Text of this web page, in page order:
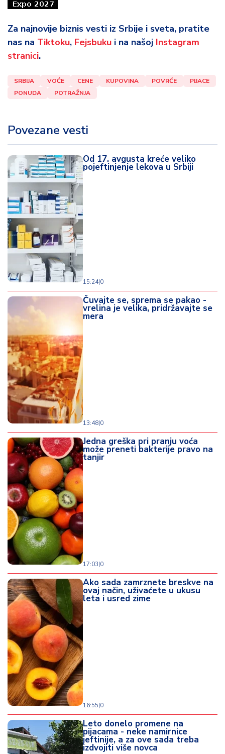
Za najnovije biznis vesti iz Srbije i sveta, pratite
nas na Tiktoku, Fejsbuku i na našoj Instagram
stranici.
SRBIJA VOĆE CENE KUPOVINA POVRĆE
PIJACE
PONUDA
POTRAŽNJA
Povezane vesti
Od 17. avgusta kreće veliko
pojeftinjenje lekova u Srbiji
15:24|0
Čuvajte se, sprema se pakao -
vrelina je velika, pridržavajte se
mera
13:48|0
Jedna greška pri pranju voća
može preneti bakterije pravo na
tanjir
17:03|0
Ako sada zamrznete breskve na
ovaj način, uživaćete u ukusu
leta i usred zime
16:55|0
Leto donelo promene na
pijacama - neke namirnice
jeftinije, a za ove sada treba
izdvojiti više novca